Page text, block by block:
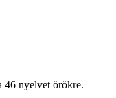
46 nyelvet örökre.